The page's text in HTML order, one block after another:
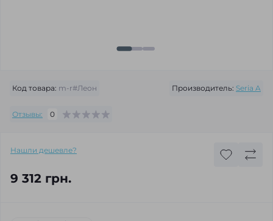
Код товара: m-r#Леон Производитель: Seria A
Отзывы: 0
Нашли дешевле?
9 312 грн.